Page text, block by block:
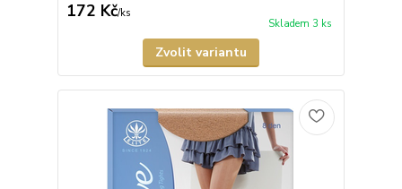
172 Kč/ks
Skladem 3 ks
Zvolit variantu